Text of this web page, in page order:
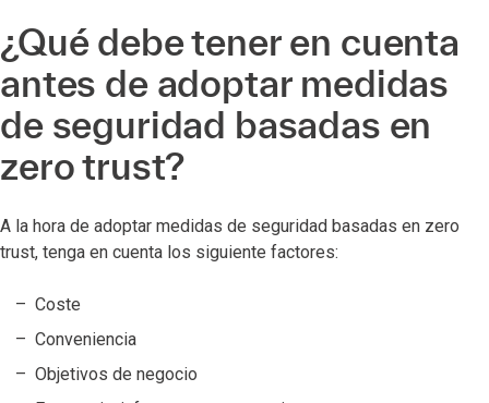
¿Qué debe tener en cuenta
antes de adoptar medidas
de seguridad basadas en
zero trust?
A la hora de adoptar medidas de seguridad basadas en zero
trust, tenga en cuenta los siguiente factores:
Coste
Conveniencia
Objetivos de negocio